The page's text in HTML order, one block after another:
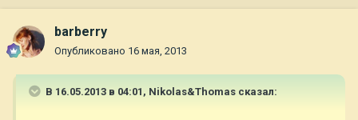
barberry
Опубликовано 16 мая, 2013
В 16.05.2013 в 04:01, Nikolas&Thomas сказал: